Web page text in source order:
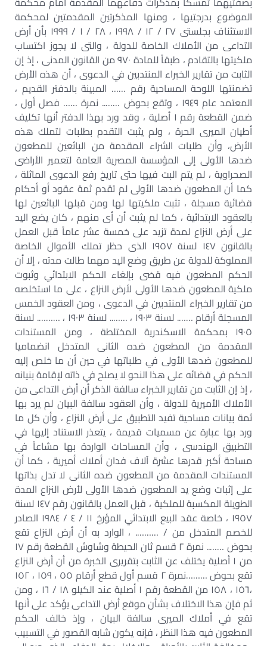
الموضوع بدرجتيها ، ومنها المذكرتين المقدمتين لمحكمة
الاستئناف بجلستى ٢٧ / ١٢ / ١٩٩٨ ، ٢٨ / ١ / ١٩٩٩ بأن أرض
التداعى من الأملاك الخاصة للدولة ، والتى لا يجوز اكتساب
ملكيتها بالتقادم ، طبقاً للمادة ٩٧٠ من القانون المدنى ، إذ إن
الثابت من تقارير الخبراء المنتدبين في الدعوى ، أن هذه الأرض
تضمنتها اللوحة المساحية رقم …… المبينة بالدفتر القديم ،
المعتمد عام ١٩٤٩ ، وتقع بحوض …….. نمرة …… فصل أول ،
ضمن القطعة رقم ١ أصلية ، وقد ورد بهذا الدفتر أنها تكليف
أطيان الميرى الحرة ، ولم يثبت التقدم بطلبات لتملك هذه
الأرض، وأن طلبات الشراء المقدمة من البائعين للمطعون
ضدها الأولى إلى المؤسسة المصرية العامة لتعمير الأراضى
الصحراوية ، لم يتم البت فيها حتى تاريخ رفع الدعوى الماثلة ،
كما أن المطعون ضدها الأولى لم تقدم ثمة عقود أو أحكام
قضائية مسجلة ، تثبت ملكيتها لها ومن قبلها البائعين لها
بالعقود الابتدائية ، كما لم يثبت أن أى منهم ، كان يضع اليد
على أرض النزاع لمدة تزيد على خمسة عشر عاماً قبل العمل
بالقانون ١٤٧ لسنة ١٩٥٧ الذى حظر تملك الأموال الخاصة
المملوكة للدولة عن طريق وضع اليد مهما طالت مدته ، إلا أن
الحكم المطعون فيه قضى بإلغاء الحكم الابتدائي وثبوت
ملكية المطعون ضدها الأولى لأرض النزاع ، على ما استخلصه
من تقارير الخبراء المنتدبين في الدعوى ، ومن العقود الخمس
المسجلة أرقام ……. لسنة ١٩٠٣ ، …….. لسنة ١٩٠٣ ، ………. لسنة
١٩٠٥ بمحكمة الاسكندرية المختلطة ، ومن المستندات
المقدمة من المطعون ضده الثانى المتدخل انضماميا
للمطعون ضدها الأولى في طلباتها في حين أن ما خلص إليه
الحكم في قضائه على هذا النحو لا يصلح في ذاته لإقامة بنيانه
، إذ إن الثابت من تقارير الخبراء سالفة الذكر أن أرض التداعى من
الأملاك الأميرية للدولة ، وأن العقود سالفة البيان لم يرد بها
ثمة بيانات مساحية تفيد التطبيق على أرض النزاع ، وأن كل ما
ورد بها عبارة عن مسميات قديمة ، يتعذر الاستناد إليها في
التطبيق الهندسى ، وأن المساحات الواردة بها مشاعاً في
مساحة أكبر قدرها عشرة آلاف فدان أملاك أميرية ، كما أن
المستندات المقدمة من المطعون ضده الثانى لا تدل بذاتها
على إثبات وضع يد المطعون ضدها الأولى لأرض النزاع المدة
الطويلة المكسبة للملكية ، قبل العمل بالقانون رقم ١٤٧ لسنة
١٩٥٧ ، خاصة عقد البيع الابتدائي المؤرخ ١١ / ٤ / ١٩٨٤ الصادر
للخصم المتدخل من / ………. ، الوارد به أن أرض النزاع تقع
بحوض …….. نمرة ٢ قسم ثان الحيطة وشاوش القطعة رقم ١٧
من ١ أصلية يختلف عن الثابت بتقريرى الخبرة من أن أرض النزاع
تقع بحوض ………نمرة ٢ قسم أول قطع أرقام ٥٥ ، ١٥٩ ، ١٥٢
،١٥٦ ، ١٥٨ من القطعة رقم ١ أصلية عند الكيلو ١٨ / ١٦ ، ومن
ثم فإن هذا الاختلاف بشأن موقع أرض التداعى يؤكد على أنها
تقع في أملاك الميرى سالفة البيان ، وإذ خالف الحكم
المطعون فيه هذا النظر ، فإنه يكون شابه القصور في التسبيب